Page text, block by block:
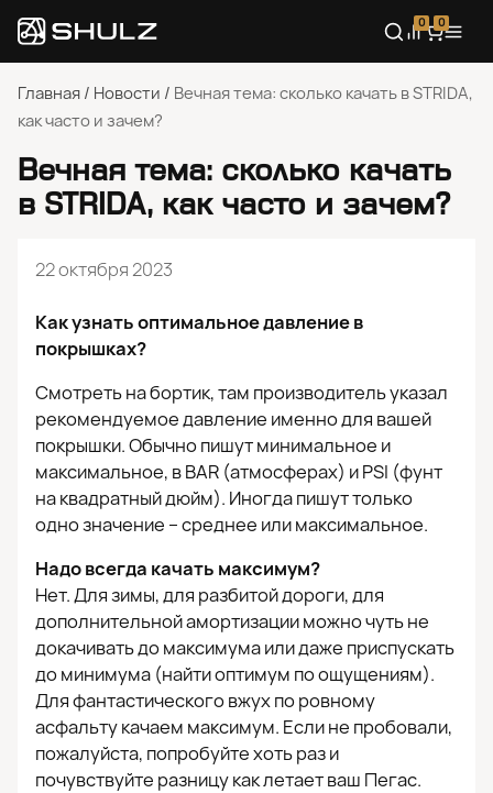
0 0
Главная / Новости / Вечная тема: сколько качать в STRIDA,
как часто и зачем?
Вечная тема: сколько качать
в STRIDA, как часто и зачем?
22 октября 2023
Как узнать оптимальное давление в
покрышках?
Смотреть на бортик, там производитель указал
рекомендуемое давление именно для вашей
покрышки. Обычно пишут минимальное и
максимальное, в BAR (атмосферах) и PSI (фунт
на квадратный дюйм). Иногда пишут только
одно значение – среднее или максимальное.
Надо всегда качать максимум?
Нет. Для зимы, для разбитой дороги, для
дополнительной амортизации можно чуть не
докачивать до максимума или даже приспускать
до минимума (найти оптимум по ощущениям).
Для фантастического вжух по ровному
асфальту качаем максимум. Если не пробовали,
пожалуйста, попробуйте хоть раз и
почувствуйте разницу как летает ваш Пегас.